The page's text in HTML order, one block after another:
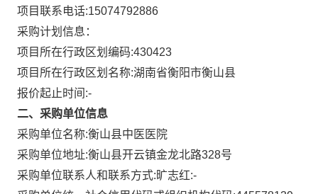
项目联系电话:15074792886
采购计划信息：
项目所在行政区划编码:430423
项目所在行政区划名称:湖南省衡阳市衡山县
报价起止时间:-
二、采购单位信息
采购单位名称:衡山县中医医院
采购单位地址:衡山县开云镇金龙北路328号
采购单位联系人和联系方式:旷志红:-